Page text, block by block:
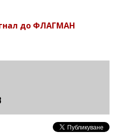
до ФЛАГМАН